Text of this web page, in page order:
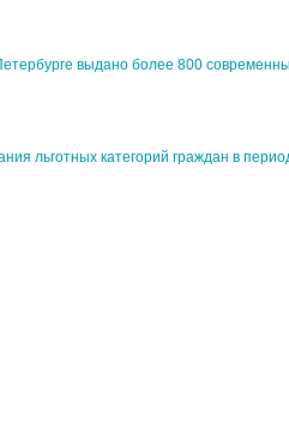
выдано более 800
льготных категорий граждан в